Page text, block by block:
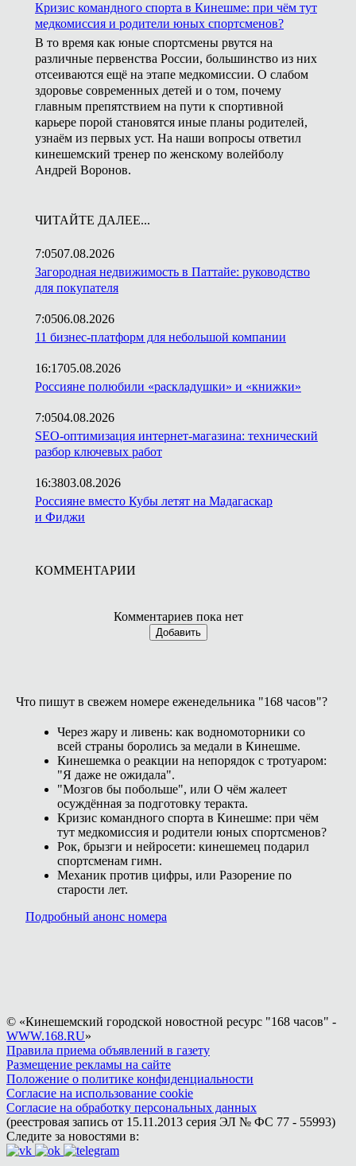
Кризис командного спорта в Кинешме: при чём тут
медкомиссия и родители юных спортсменов?
В то время как юные спортсмены рвутся на
различные первенства России, большинство из них
отсеиваются ещё на этапе медкомиссии. О слабом
здоровье современных детей и о том, почему
главным препятствием на пути к спортивной
карьере порой становятся иные планы родителей,
узнаём из первых уст. На наши вопросы ответил
кинешемский тренер по женскому волейболу
Андрей Воронов.
ЧИТАЙТЕ ДАЛЕЕ...
7:0507.08.2026
Загородная недвижимость в Паттайе: руководство
для покупателя
7:0506.08.2026
11 бизнес-платформ для небольшой компании
16:1705.08.2026
Россияне полюбили «раскладушки» и «книжки»
7:0504.08.2026
SEO-оптимизация интернет-магазина: технический
разбор ключевых работ
16:3803.08.2026
Россияне вместо Кубы летят на Мадагаскар
и Фиджи
КОММЕНТАРИИ
Комментариев пока нет
Добавить
Что пишут в свежем номере еженедельника "168 часов"?
Через жару и ливень: как водномоторники со
всей страны боролись за медали в Кинешме.
Кинешемка о реакции на непорядок с тротуаром:
"Я даже не ожидала".
"Мозгов бы побольше", или О чём жалеет
осуждённая за подготовку теракта.
Кризис командного спорта в Кинешме: при чём
тут медкомиссия и родители юных спортсменов?
Рок, брызги и нейросети: кинешемец подарил
спортсменам гимн.
Механик против цифры, или Разорение по
старости лет.
Подробный анонс номера
© «Кинешемский городской новостной ресурс "168 часов" -
WWW.168.RU»
Правила приема объявлений в газету
Размещение рекламы на сайте
Положение о политике конфиденциальности
Согласие на использование cookie
Согласие на обработку персональных данных
(реестровая запись от 15.11.2013 серия ЭЛ № ФС 77 - 55993)
Следите за новостями в: